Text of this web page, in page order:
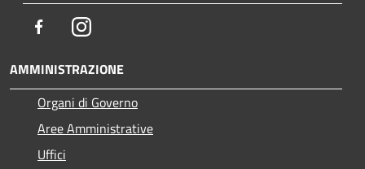
FacebookInstagram
AMMINISTRAZIONE
Organi di Governo
Aree Amministrative
Uffici